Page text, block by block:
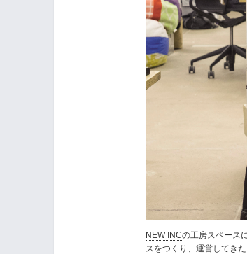
NEW INCの工房スペース
スをつくり、運営してき